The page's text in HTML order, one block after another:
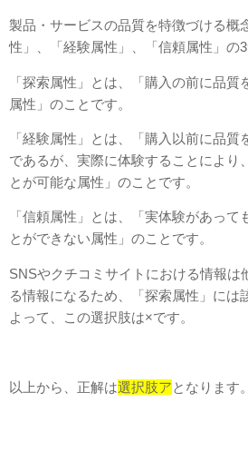
製品・サービスの品質を特徴づける概
性」、「経験属性」、「信頼属性」の3
「探索属性」とは、「購入の前に品
属性」のことです。
「経験属性」とは、「購入以前に品
であるが、実際に体験することにより
とが可能な属性」のことです。
「信頼属性」とは、「実体験があって
とができない属性」のことです。
SNSやクチコミサイトにおける情報は
る情報になるため、「探索属性」には
よって、この選択肢は×です。
以上から、正解は選択肢アとなります。